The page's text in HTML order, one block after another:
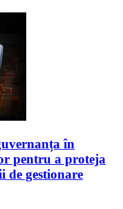
în
pentru a proteja
gestionare